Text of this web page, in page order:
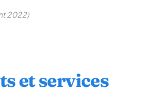
2022)
et services